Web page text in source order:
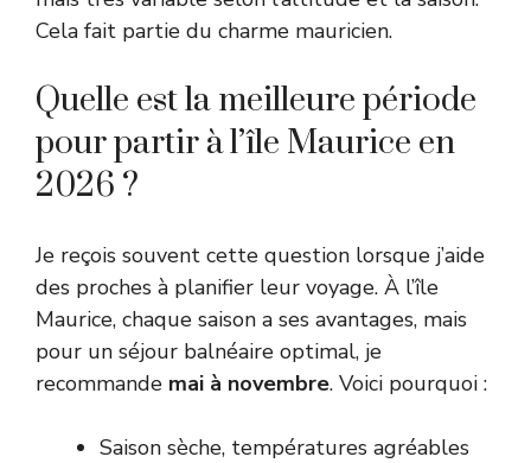
Cela fait partie du charme mauricien.
Quelle est la meilleure période
pour partir à l’île Maurice en
2026 ?
Je reçois souvent cette question lorsque j’aide
des proches à planifier leur voyage. À l’île
Maurice, chaque saison a ses avantages, mais
pour un séjour balnéaire optimal, je
recommande mai à novembre. Voici pourquoi :
Saison sèche, températures agréables